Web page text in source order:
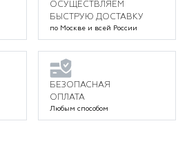
ОСУЩЕСТВЛЯЕМ
БЫСТРУЮ ДОСТАВКУ
по Москве и всей России
БЕЗОПАСНАЯ
ОПЛАТА
Любым способом